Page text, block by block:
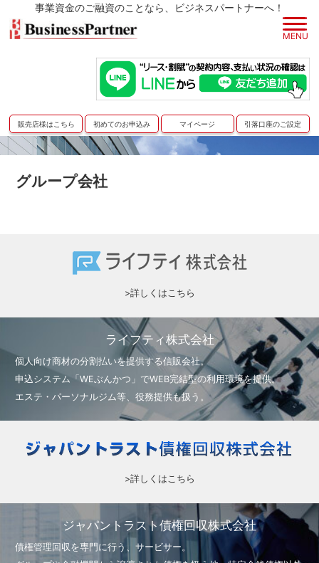
事業資金のご融資のことなら、 ビジネスパートナーへ！
販売店様はこちら 初めてのお申込み マイページ 引落口座のご設定
グループ会社
>詳しくはこちら
ライフティ株式会社
個人向け商材の分割払いを提供する信販会社。
申込システム「WEぶんかつ」でWEB完結型の利用環境を提供。
エステ・パーソナルジム等、役務提供も扱う。
>詳しくはこちら
ジャパントラスト債権回収株式会社
債権管理回収を専門に行う、サービサー。
MENU